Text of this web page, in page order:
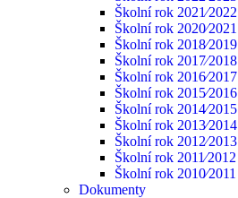
Školní rok 2021⁄2022
Školní rok 2020⁄2021
Školní rok 2018⁄2019
Školní rok 2017⁄2018
Školní rok 2016⁄2017
Školní rok 2015⁄2016
Školní rok 2014⁄2015
Školní rok 2013⁄2014
Školní rok 2012⁄2013
Školní rok 2011⁄2012
Školní rok 2010⁄2011
Dokumenty